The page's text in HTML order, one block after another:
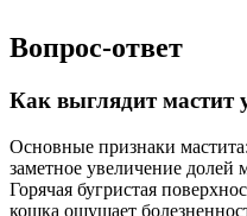
Вопрос-ответ
Как выглядит мастит
Основные признаки
заметное увеличение
Горячая бугристая
кошка ощущает